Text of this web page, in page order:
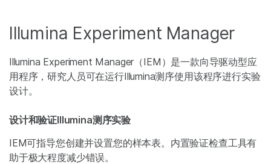
Illumina Experiment Manager
Illumina Experiment Manager（IEM）是一款向导驱动型应
用程序，研究人员可在运行Illumina测序使用该程序进行实验
设计。
设计和验证Illumina测序实验
IEM可指导您创建并设置您的样本表。内置验证检查工具有
助于极大程度减少错误。